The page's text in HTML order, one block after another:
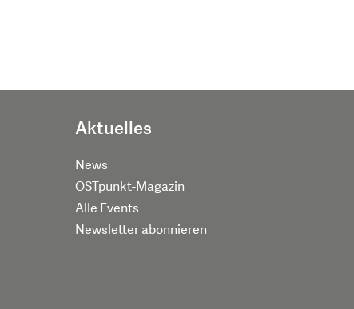
Aktuelles
News
OSTpunkt-Magazin
Alle Events
Newsletter abonnieren